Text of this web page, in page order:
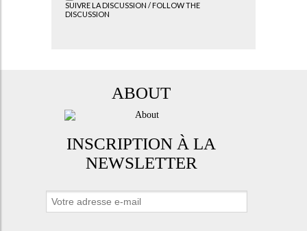
SUIVRE LA DISCUSSION / FOLLOW THE
DISCUSSION
ABOUT
INSCRIPTION À LA
NEWSLETTER